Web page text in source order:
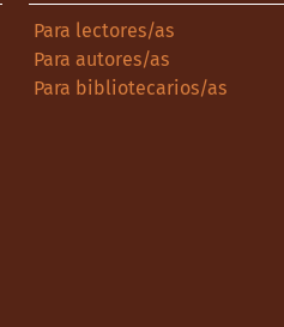
Para lectores/as
Para autores/as
Para bibliotecarios/as